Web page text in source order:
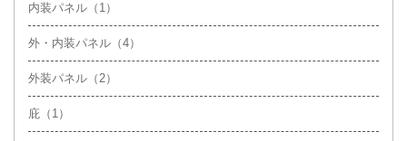
内装パネル（1）
外・内装パネル（4）
外装パネル（2）
庇（1）